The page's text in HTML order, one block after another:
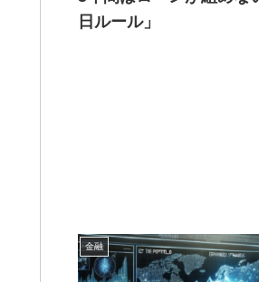
日ルール」
金融